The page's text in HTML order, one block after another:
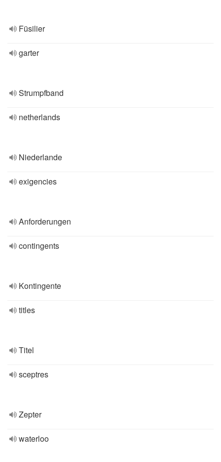
Füsilier
garter
Strumpfband
netherlands
Niederlande
exigencies
Anforderungen
contingents
Kontingente
titles
Titel
sceptres
Zepter
waterloo